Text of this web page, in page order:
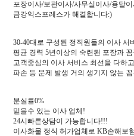
포장이사/보관이사/사무실이사/용달
금강익스프레스가 해결합니다:)
30-40대로 구성된 정직원들의 이사 서
평균 경력 5년이상의 숙련된 포장과
고객중심의 이사 서비스 최선을 다하
파손 등 문제 발생 거의 생기지 않는
분실률0%
믿을수 있는 이사 업체!
24시빠른상담이 가능합니다!!!
이사화물 정식 허가업체로 KB손해보